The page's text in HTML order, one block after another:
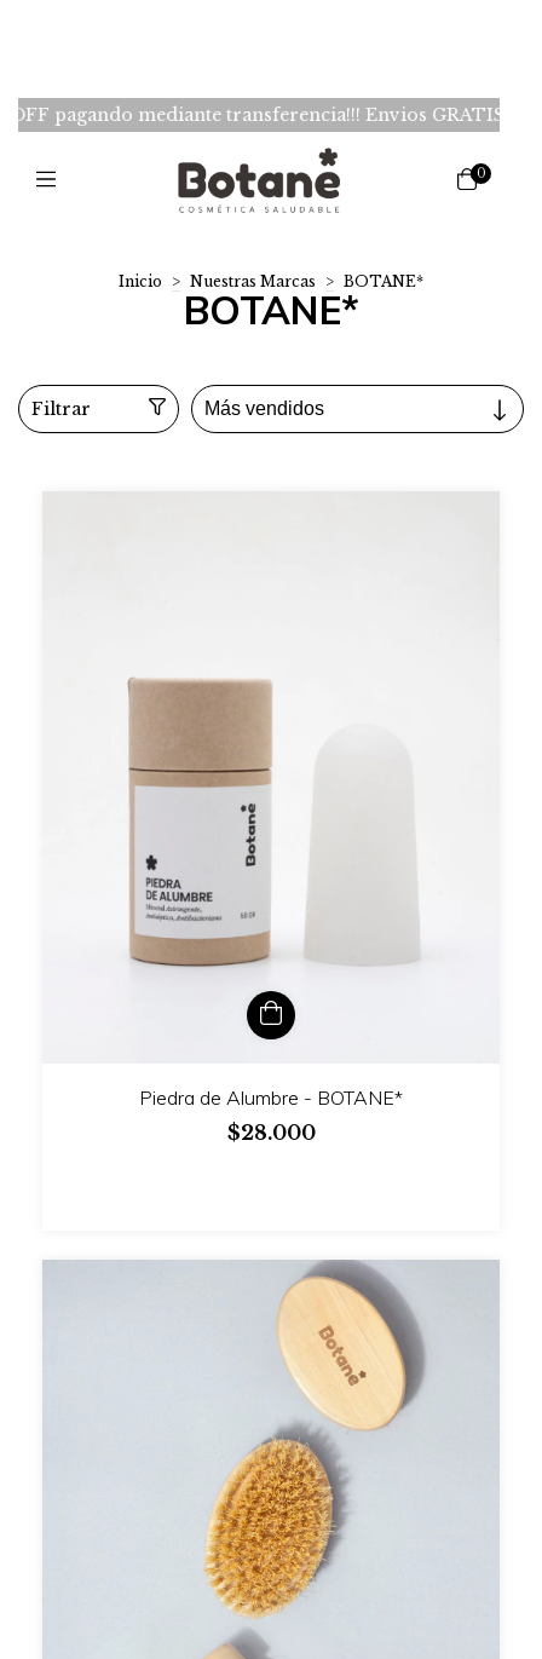
transferencia!!! Envios GRATIS desde $150.000 -
0
Inicio > Nuestras Marcas > BOTANE*
BOTANE*
Filtrar
Piedra de Alumbre - BOTANE*
$28.000